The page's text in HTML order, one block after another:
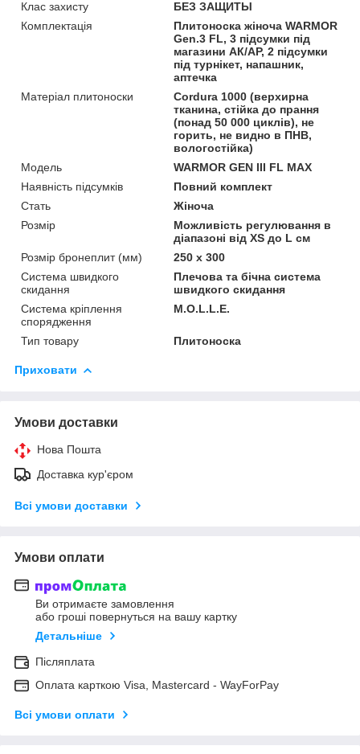
Клас захисту
БЕЗ ЗАЩИТЫ
Комплектація
Плитоноска жіноча WARMOR
Gen.3 FL, 3 підсумки під
магазини АК/АР, 2 підсумки
під турнікет, напашник,
аптечка
Матеріал плитоноски
Cordura 1000 (верхирна
тканина, стійка до прання
(понад 50 000 циклів), не
горить, не видно в ПНВ,
вологостійка)
Мoдель
WARMOR GEN III FL MAX
Наявність підсумків
Повний комплект
Стать
Жіноча
Розмір
Можливість регулювання в
діапазоні від XS до L см
Розмір бронеплит (мм)
250 х 300
Система швидкого
скидання
Плечова та бічна система
швидкого скидання
Система кріплення
спорядження
M.O.L.L.E.
Тип товару Плитоноска
Приховати
Умови доставки
Нова Пошта
Доставка кур'єром
Всі умови доставки
Умови оплати
Ви отримаєте замовлення
або гроші повернуться на вашу картку
Детальніше
Післяплата
Оплата карткою Visa, Mastercard - WayForPay
Всі умови оплати